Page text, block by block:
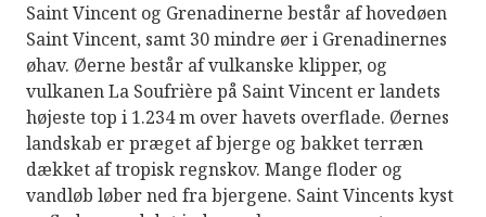
Saint Vincent og Grenadinerne består af hovedøen
Saint Vincent, samt 30 mindre øer i Grenadinernes
øhav. Øerne består af vulkanske klipper, og
vulkanen La Soufrière på Saint Vincent er landets
højeste top i 1.234 m over havets overflade. Øernes
landskab er præget af bjerge og bakket terræn
dækket af tropisk regnskov. Mange floder og
vandløb løber ned fra bjergene. Saint Vincents kyst